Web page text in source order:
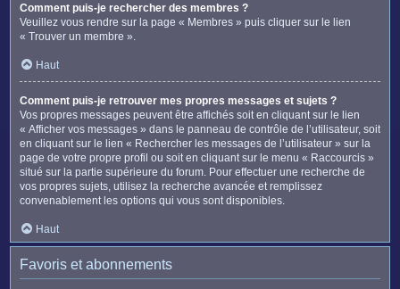
Comment puis-je rechercher des membres ?
Veuillez vous rendre sur la page « Membres » puis cliquer sur le lien
« Trouver un membre ».
Haut
Comment puis-je retrouver mes propres messages et sujets ?
Vos propres messages peuvent être affichés soit en cliquant sur le lien
« Afficher vos messages » dans le panneau de contrôle de l’utilisateur, soit
en cliquant sur le lien « Rechercher les messages de l’utilisateur » sur la
page de votre propre profil ou soit en cliquant sur le menu « Raccourcis »
situé sur la partie supérieure du forum. Pour effectuer une recherche de
vos propres sujets, utilisez la recherche avancée et remplissez
convenablement les options qui vous sont disponibles.
Haut
Favoris et abonnements